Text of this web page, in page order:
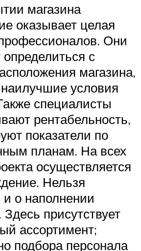
магазина
оказывает целая
Они
с
магазина,
наилучшие условия
специалисты
рентабельность,
показатели по
планам. На всех
осуществляется
Нельзя
о наполнении
Здесь присутствует
ассортимент;
подбора персонала